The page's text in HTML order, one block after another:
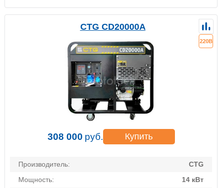
CTG CD20000A
220В
308 000 руб. Купить
Производитель:
CTG
Мощность:
14 кВт